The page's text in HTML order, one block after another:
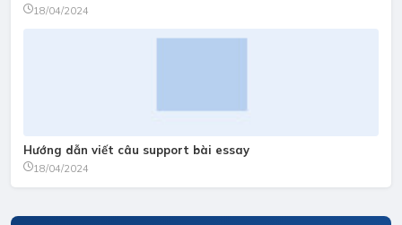
18/04/2024
Hướng dẫn viết câu support bài essay
18/04/2024